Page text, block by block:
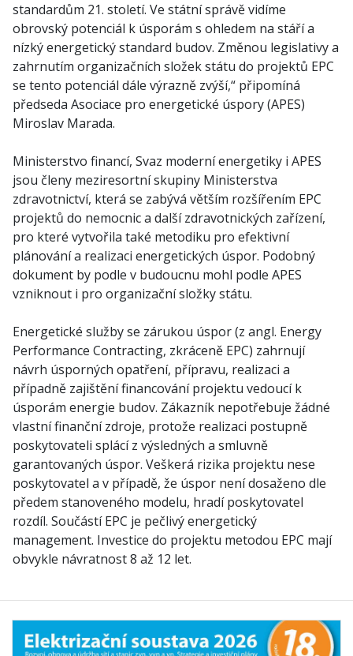
standardům 21. století. Ve státní správě vidíme
obrovský potenciál k úsporám s ohledem na stáří a
nízký energetický standard budov. Změnou legislativy a
zahrnutím organizačních složek státu do projektů EPC
se tento potenciál dále výrazně zvýší,“ připomíná
předseda Asociace pro energetické úspory (APES)
Miroslav Marada.
Ministerstvo financí, Svaz moderní energetiky i APES
jsou členy meziresortní skupiny Ministerstva
zdravotnictví, která se zabývá větším rozšířením EPC
projektů do nemocnic a další zdravotnických zařízení,
pro které vytvořila také metodiku pro efektivní
plánování a realizaci energetických úspor. Podobný
dokument by podle v budoucnu mohl podle APES
vzniknout i pro organizační složky státu.
Energetické služby se zárukou úspor (z angl. Energy
Performance Contracting, zkráceně EPC) zahrnují
návrh úsporných opatření, přípravu, realizaci a
případně zajištění financování projektu vedoucí k
úsporám energie budov. Zákazník nepotřebuje žádné
vlastní finanční zdroje, protože realizaci postupně
poskytovateli splácí z výsledných a smluvně
garantovaných úspor. Veškerá rizika projektu nese
poskytovatel a v případě, že úspor není dosaženo dle
předem stanoveného modelu, hradí poskytovatel
rozdíl. Součástí EPC je pečlivý energetický
management. Investice do projektu metodou EPC mají
obvykle návratnost 8 až 12 let.